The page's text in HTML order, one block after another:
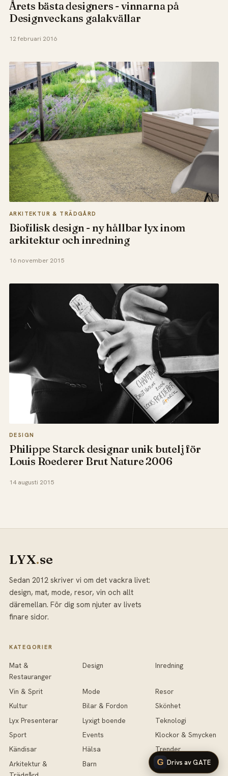
Årets bästa designers - vinnarna på
Designveckans galakvällar
12 februari 2016
ARKITEKTUR & TRÄDGÅRD
Biofilisk design - ny hållbar lyx inom
arkitektur och inredning
16 november 2015
DESIGN
Philippe Starck designar unik butelj för
Louis Roederer Brut Nature 2006
14 augusti 2015
LYX.se
Sedan 2012 skriver vi om det vackra livet:
design, mat, mode, resor, vin och allt
däremellan. För dig som njuter av livets
finare sidor.
KATEGORIER
Mat &
Restauranger
Design Inredning
Vin & Sprit Mode
Resor
Kultur
Bilar & Fordon
Skönhet
Lyx Presenterar
Lyxigt boende
Teknologi
Sport
Events
Klockor & Smycken
Kändisar
Hälsa
Trender
Arkitektur &
Barn Antikviteter
Drivs av GATE